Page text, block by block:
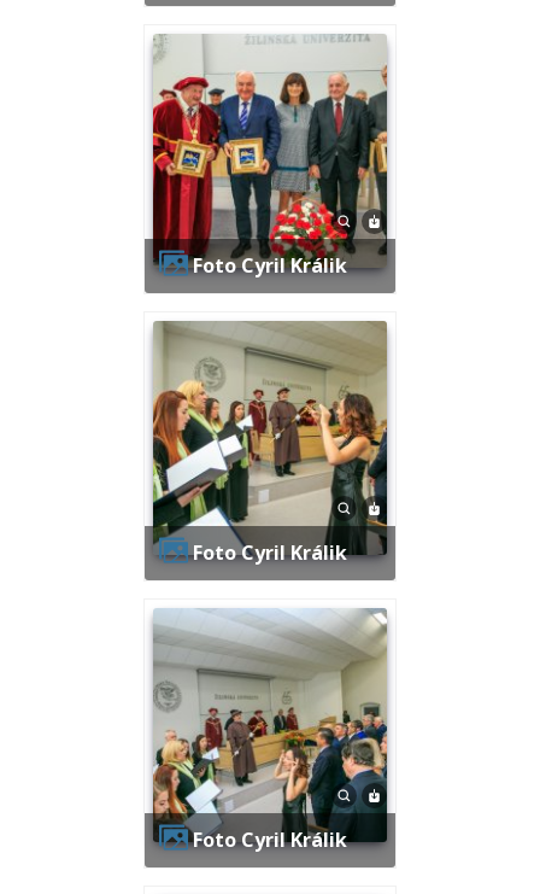
Foto Cyril Králik
Foto Cyril Králik
Foto Cyril Králik